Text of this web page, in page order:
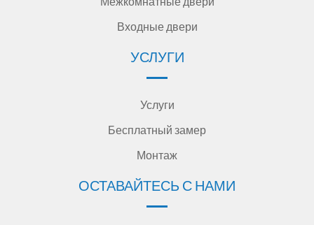
Входные двери
УСЛУГИ
Услуги
Бесплатный замер
Монтаж
ОСТАВАЙТЕСЬ С НАМИ